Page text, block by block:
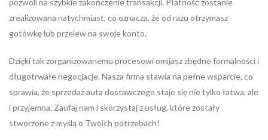
zrealizowana natychmiast, co oznacza, że od razu otrzymasz
gotówkę lub przelew na swoje konto.
Dzięki tak zorganizowanemu procesowi omijasz zbędne formalności i
długotrwałe negocjacje. Nasza firma stawia na pełne wsparcie, co
sprawia, że sprzedaż auta dostawczego staje się nie tylko łatwa, ale
i przyjemna. Zaufaj nam i skorzystaj z usług, które zostały
stworzone z myślą o Twoich potrzebach!